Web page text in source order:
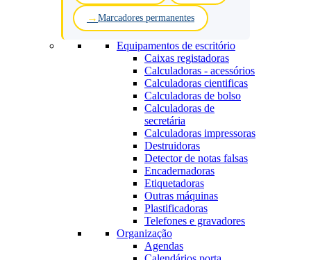
Marcadores permanentes
Equipamentos de escritório
Caixas registadoras
Calculadoras - acessórios
Calculadoras cientificas
Calculadoras de bolso
Calculadoras de
secretária
Calculadoras impressoras
Destruidoras
Detector de notas falsas
Encadernadoras
Etiquetadoras
Outras máquinas
Plastificadoras
Telefones e gravadores
Organização
Agendas